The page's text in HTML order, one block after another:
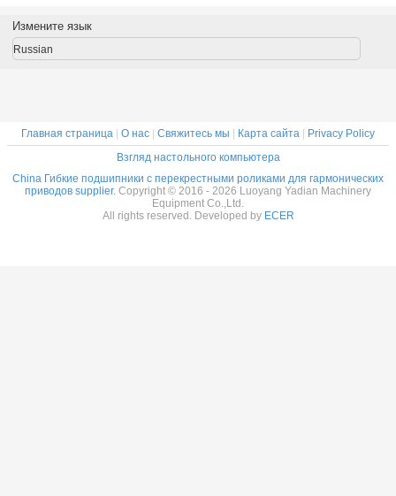
Drive,
редуктора
промышленных
тонкосекционные
Измените язык
Russian
Главная страница | О нас | Свяжитесь мы | Карта сайта | Privacy Policy
Взгляд настольного компьютера
China Гибкие подшипники с перекрестными роликами для гармонических
приводов supplier. Copyright © 2016 - 2026 Luoyang Yadian Machinery
Equipment Co.,Ltd.
All rights reserved. Developed by ECER